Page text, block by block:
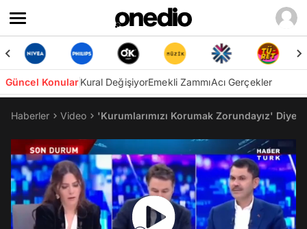
Güncel KonularKural DeğişiyorEmekli ZammıAcı Gerçekler
Haberler Video 'Kurumlarımızı Korumak Zorundayız'